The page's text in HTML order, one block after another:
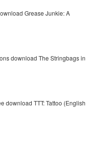
Grease Junkie: A
download The Stringbags in
download TTT: Tattoo (English